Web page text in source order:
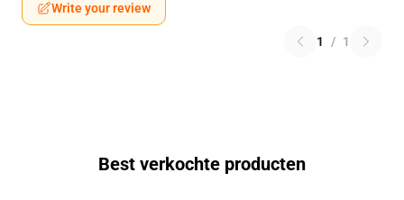
Write your review
1 / 1
Best verkochte producten